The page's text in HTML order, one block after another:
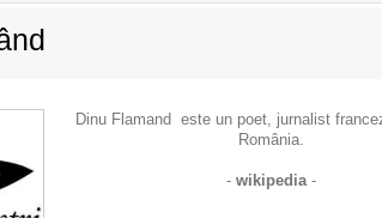
Dinu Flamand este un poet, jurnalist
România.
- wikipedia-